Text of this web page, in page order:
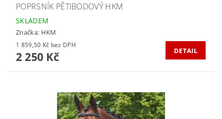
POPRSNÍK PĚTIBODOVÝ HKM
SKLADEM
Značka: HKM
1 859,50 Kč bez DPH
2 250 Kč DETAIL